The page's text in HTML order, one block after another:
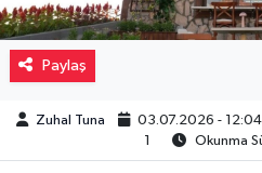
Paylaş
Zuhal Tuna 03.07.2026 - 12:04
1
Okunma
Sağlık